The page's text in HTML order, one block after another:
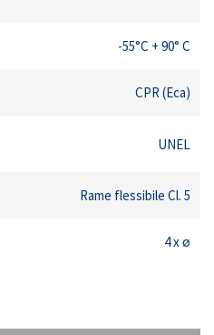
-55°C + 90° C
CPR (Eca)
UNEL
Rame flessibile Cl. 5
4 x ø